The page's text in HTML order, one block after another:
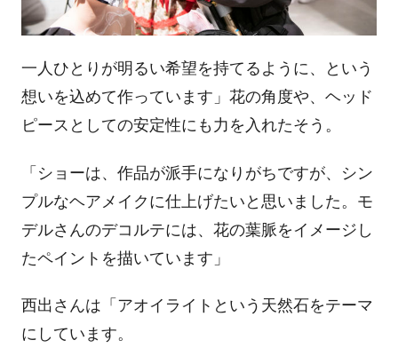
一人ひとりが明るい希望を持てるように、という
想いを込めて作っています」花の角度や、ヘッド
ピースとしての安定性にも力を入れたそう。
「ショーは、作品が派手になりがちですが、シン
プルなヘアメイクに仕上げたいと思いました。モ
デルさんのデコルテには、花の葉脈をイメージし
たペイントを描いています」
西出さんは「アオイライトという天然石をテーマ
にしています。